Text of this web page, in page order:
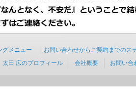
グメニュー
お問い合わせからご契約までのス
太田 広のプロフィール 会社概要 お問い合